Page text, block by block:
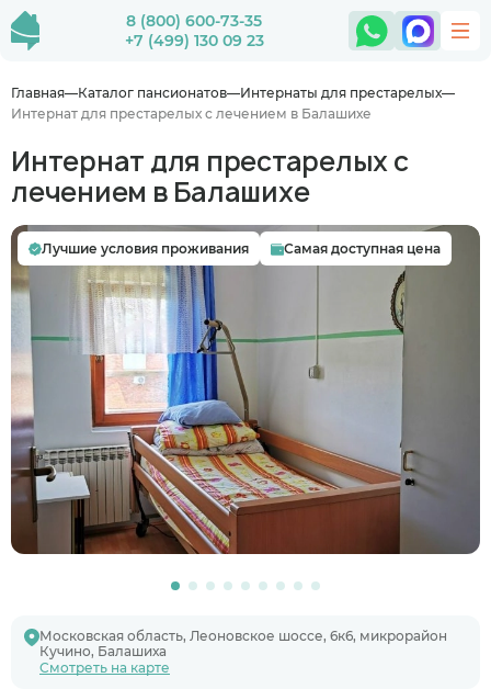
8 (800) 600-73-35
+7 (499) 130 09 23
Главная Каталог пансионатов
Интернаты для престарелых
Интернат для престарелых с лечением в Балашихе
Интернат для престарелых с
лечением в Балашихе
Московская область, Леоновское шоссе, 6к6, микрорайон
Кучино, Балашиха
Смотреть на карте
Лучшие условия проживания Самая доступная цена